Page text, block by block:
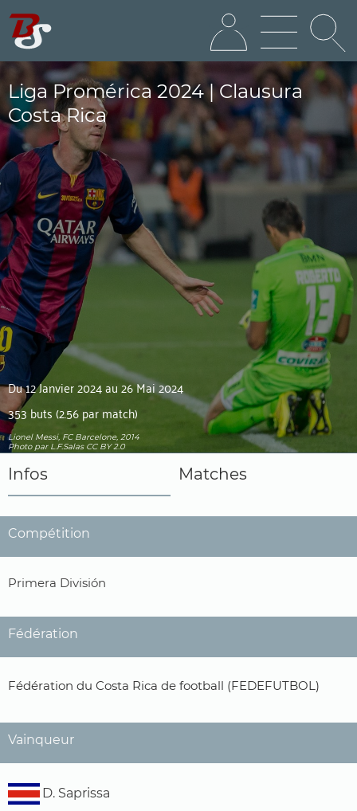
Liga Promérica 2024 | Clausura
Costa Rica
Du 12 Janvier 2024 au 26 Mai 2024
353 buts (2.56 par match)
Lionel Messi, FC Barcelone, 2014
Photopar L.F.Salas CC BY 2.0
Infos Matches
Compétition
Primera División
Fédération
Fédération du Costa Rica de football (FEDEFUTBOL)
Vainqueur
D. Saprissa